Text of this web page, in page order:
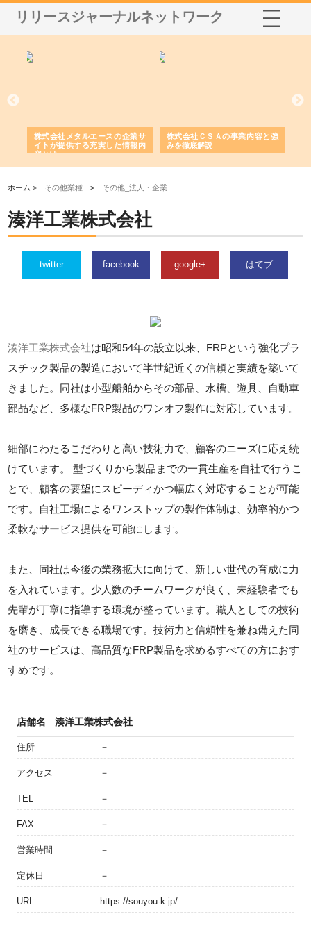
リリースジャーナルネットワーク
株式会社メタルエースの企業サ
イトが提供する充実した情報内
容とは
株式会社ＣＳＡの事業内容と強
みを徹底解説
ホーム > その他業種 > その他_法人・企業
湊洋工業株式会社
twitter facebook google+ はてブ
湊洋工業株式会社は昭和54年の設立以来、FRPという強化プラ
スチック製品の製造において半世紀近くの信頼と実績を築いて
きました。同社は小型船舶からその部品、水槽、遊具、自動車
部品など、多様なFRP製品のワンオフ製作に対応しています。
細部にわたるこだわりと高い技術力で、顧客のニーズに応え続
けています。 型づくりから製品までの一貫生産を自社で行うこ
とで、顧客の要望にスピーディかつ幅広く対応することが可能
です。自社工場によるワンストップの製作体制は、効率的かつ
柔軟なサービス提供を可能にします。
また、同社は今後の業務拡大に向けて、新しい世代の育成に力
を入れています。少人数のチームワークが良く、未経験者でも
先輩が丁寧に指導する環境が整っています。職人としての技術
を磨き、成長できる職場です。技術力と信頼性を兼ね備えた同
社のサービスは、高品質なFRP製品を求めるすべての方におす
すめです。
店舗名 湊洋工業株式会社
住所 －
アクセス －
TEL －
FAX －
営業時間 －
定休日 －
URL https://souyou-k.jp/